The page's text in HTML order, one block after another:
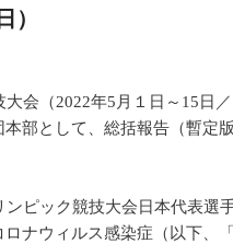
）
会（2022年5月１日～15日
部として、総括報告（暫定
ピック競技大会日本代表選
ナウィルス感染症（以下、